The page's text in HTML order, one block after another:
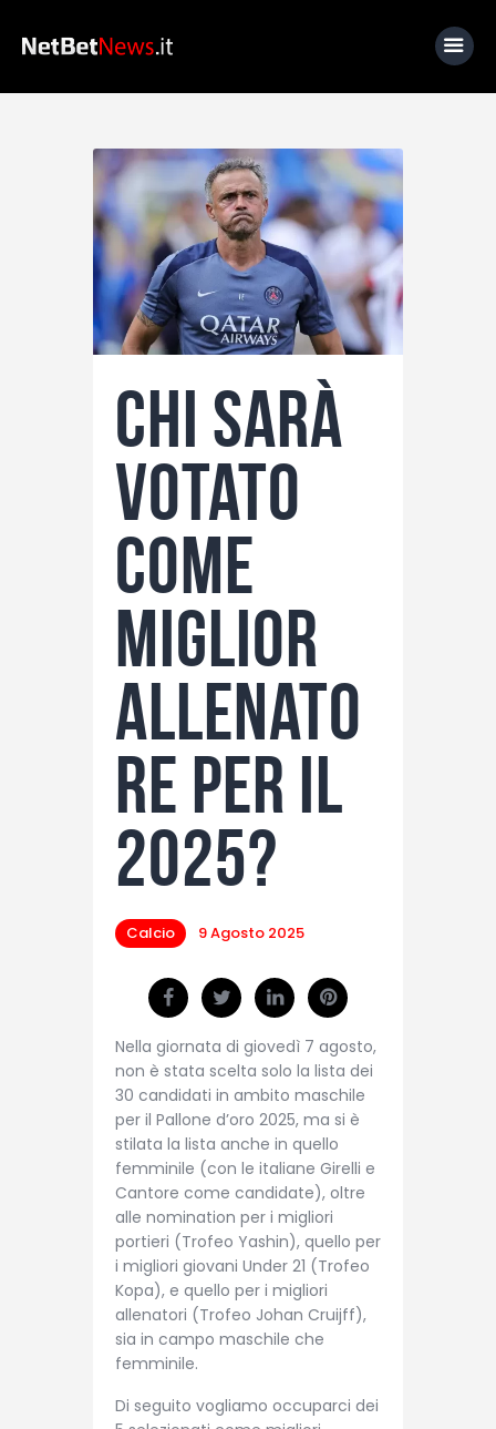
Home
News
Calcio
Basket
Tennis
Fantacalcio
I consigli di Giulia
Serie A
Chi sarà
votato
come
miglior
allenato
re per il
2025?
Calcio 9 Agosto 2025
Nella giornata di giovedì 7 agosto,
non è stata scelta solo la lista dei
30 candidati in ambito maschile
per il Pallone d’oro 2025, ma si è
stilata la lista anche in quello
femminile (con le italiane Girelli e
Cantore come candidate), oltre
alle nomination per i migliori
portieri (Trofeo Yashin), quello per
i migliori giovani Under 21 (Trofeo
Kopa), e quello per i migliori
allenatori (Trofeo Johan Cruijff),
sia in campo maschile che
femminile.
Di seguito vogliamo occuparci dei